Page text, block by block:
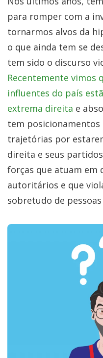
para romper com a
tornarmos alvos da
o que ainda tem se
tem sido o discurso
Recentemente vimos
influentes do país
extrema direita e
tem
trajetórias por
direita e seus
forças que atuam em
autoritários e que
sobretudo de pessoas